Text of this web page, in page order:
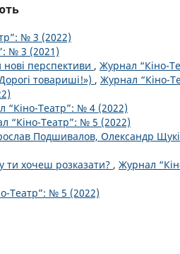
№ 3 (2022)
№ 3 (2021)
нові перспективи , Журнал “Кіно-
товариші!») , Журнал “Кіно-
“Кіно-Театр”: № 4 (2022)
“Кіно-Театр”: № 5 (2022)
Подшивалов, Олександр
ти хочеш розказати? , Журнал
Театр”: № 5 (2022)